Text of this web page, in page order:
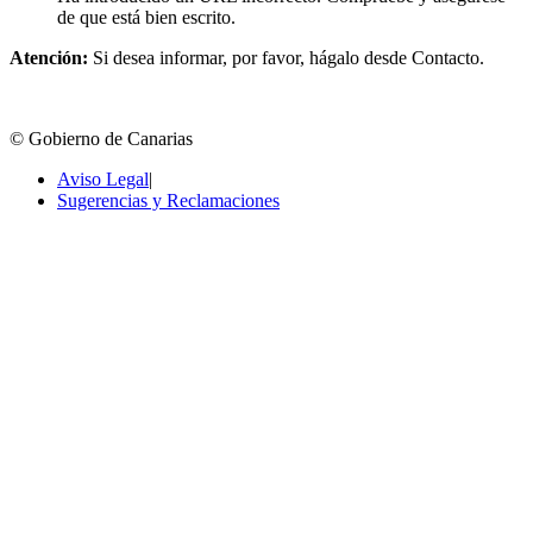
de que está bien escrito.
Atención: Si desea informar, por favor, hágalo desde Contacto.
© Gobierno de Canarias
Aviso Legal|
Sugerencias y Reclamaciones